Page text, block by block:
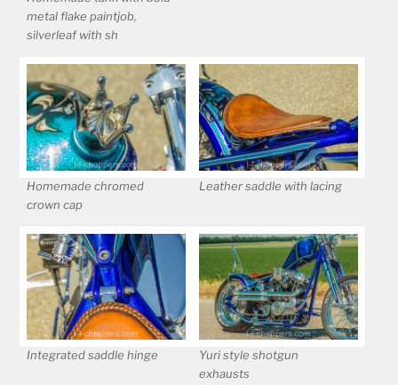
metal flake paintjob,
silverleaf with sh
Homemade chromed
crown cap
Leather saddle with lacing
Integrated saddle hinge
Yuri style shotgun
exhausts